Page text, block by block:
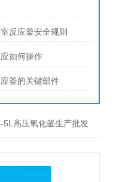
反应釜安全规则
如何操作
釜的关键部件
5L高压氧化釜生产批发